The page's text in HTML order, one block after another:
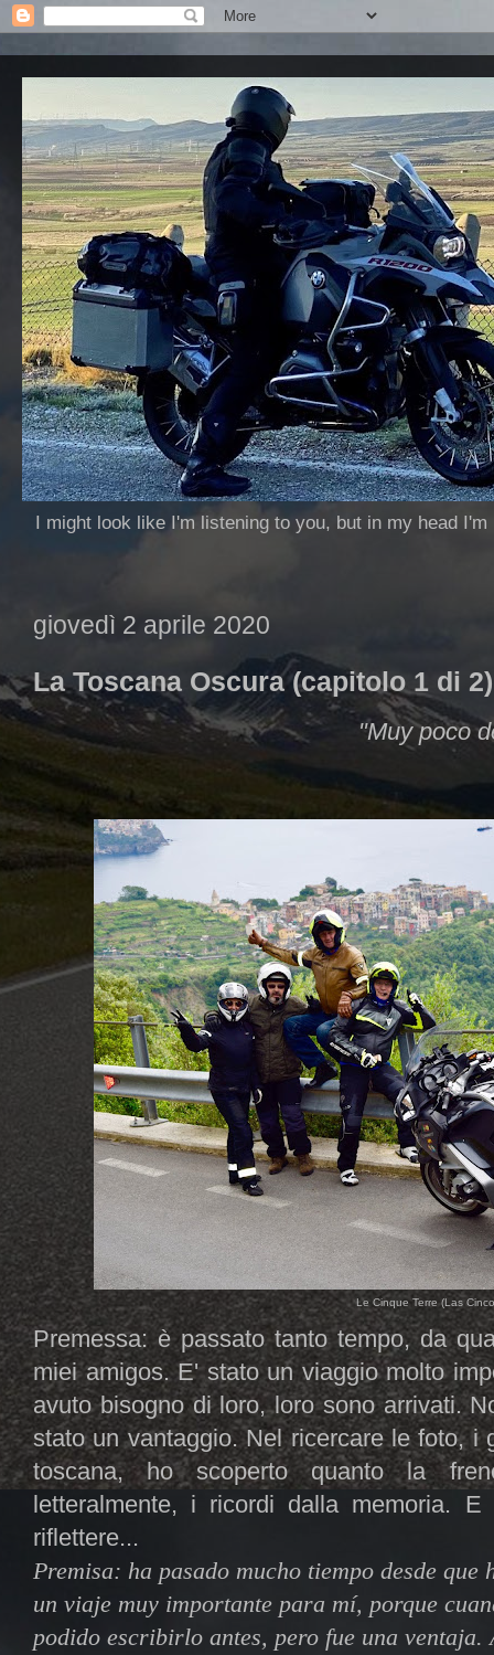
I might look like I'm listening to you, but in my head
giovedì 2 aprile 2020
La Toscana Oscura (capitolo 1 di
"Muy poco
Le Cinque Terre (Las
Premessa: è passato tanto tempo, da
miei amigos. E' stato un viaggio molto
avuto bisogno di loro, loro sono arrivati.
stato un vantaggio. Nel ricercare le foto, i
toscana, ho scoperto quanto la
letteralmente, i ricordi dalla memoria.
riflettere...
Premisa: ha pasado mucho tiempo desde
un viaje muy importante para mí, porque
podido escribirlo antes, pero fue una